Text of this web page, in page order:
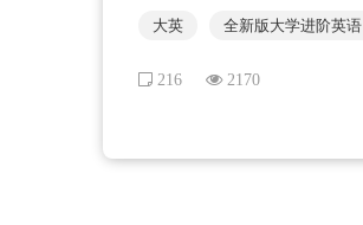
大英 全新版大学进阶英语
216 2170